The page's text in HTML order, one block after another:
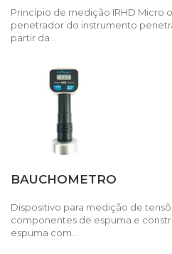
Princípio de medição IRHD Micro
penetrador do instrumento
partir da...
BAUCHOMETRO
Dispositivo para medição de
componentes de espuma e
espuma com...